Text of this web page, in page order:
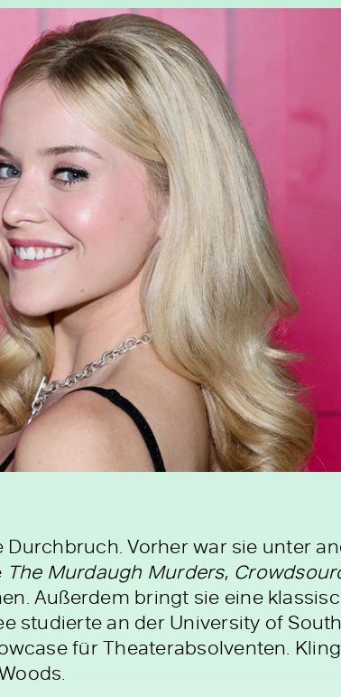
Vorher war sie unter
The Murdaugh Murders,
Außerdem bringt sie eine
studierte an der University of
für Theaterabsolventen.